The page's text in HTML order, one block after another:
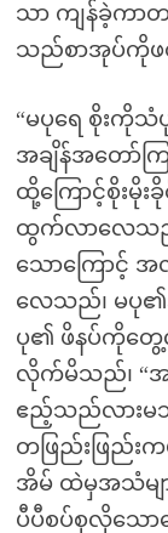
သာ ကျန်ခဲ့က
သည်စာအုပ်ကိုဖ
“မပုရေ စိုးကို
အချိန်အတော်က
ထို့ကြောင့်စိုးမို
ထွက်လာလေသည်
သောကြောင့်
လေသည်၊ မပု၏
ပု၏ ဖိနပ်ကိုတွေ့
လိုက်မိသည်၊ “အင်
ဧည့်သည်လားမသိ
တဖြည်းဖြည်းက
အိမ် ထဲမှအသံမ
ပီပီစပ်စုလိုသေ